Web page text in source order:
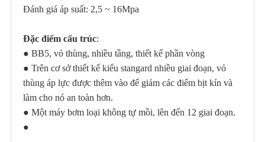
Đánh giá áp suất: 2,5 ~ 16Mpa
Đặc điểm cấu trúc:
● BB5, vỏ thùng, nhiều tầng, thiết kế phần vòng
● Trên cơ sở thiết kế kiểu stangard nhiều giai đoạn, vỏ
thùng áp lực được thêm vào để giảm các điểm bịt ​​kín và
làm cho nó an toàn hơn.
● Một máy bơm loại không tự mồi, lên đến 12 giai đoạn.
●